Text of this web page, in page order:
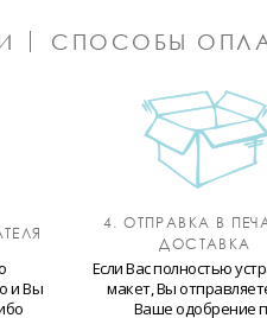
СПОСОБЫ
и Вы
4. ОТПРАВКА В
ДОСТАВКА
Если Вас полностью
макет, Вы
Ваше одобрение